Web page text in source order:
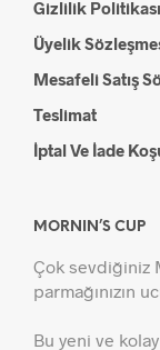
Gizlilik Politikası
Üyelik
Mesafeli Satış
Teslimat
İptal Ve İade
MORNIN’S CUP
Çok sevdiğiniz
parmağınızın
Bu yeni ve